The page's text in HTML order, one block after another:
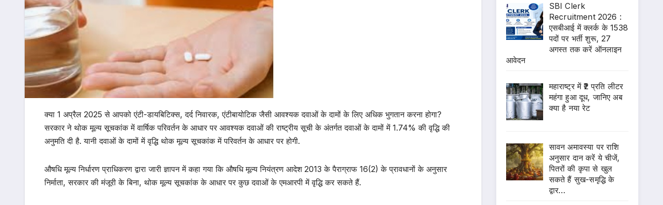
क्या 1 अप्रैल 2025 से आपको एंटी-डायबिटिक्स, दर्द निवारक, एंटीबायोटिक जैसी आवश्यक दवाओं के दामों के लिए अधिक भुगतान करना होगा?
सरकार ने थोक मूल्य सूचकांक में वार्षिक परिवर्तन के आधार पर आवश्यक दवाओं की राष्ट्रीय सूची के अंतर्गत दवाओं के दामों में 1.74% की वृद्धि की
अनुमति दी है. यानी दवाओं के दामों में वृद्धि थोक मूल्य सूचकांक में परिवर्तन के आधार पर होगी.
औषधि मूल्य निर्धारण प्राधिकरण द्वारा जारी ज्ञापन में कहा गया कि औषधि मूल्य नियंत्रण आदेश 2013 के पैराग्राफ 16(2) के प्रावधानों के अनुसार
निर्माता, सरकार की मंजूरी के बिना, थोक मूल्य सूचकांक के आधार पर कुछ दवाओं के एमआरपी में वृद्धि कर सकते हैं.
SBI Clerk
Recruitment 2026 :
एसबीआई में क्लर्क के 1538
पदों पर भर्ती शुरू, 27
अगस्त तक करें ऑनलाइन
आवेदन
महाराष्ट्र में ₹2 प्रति लीटर
महंगा हुआ दूध, जानिए अब
क्या है नया रेट
सावन अमावस्या पर राशि
अनुसार दान करें ये चीजें,
पितरों की कृपा से खुल
सकते हैं सुख-समृद्धि के
द्वार…